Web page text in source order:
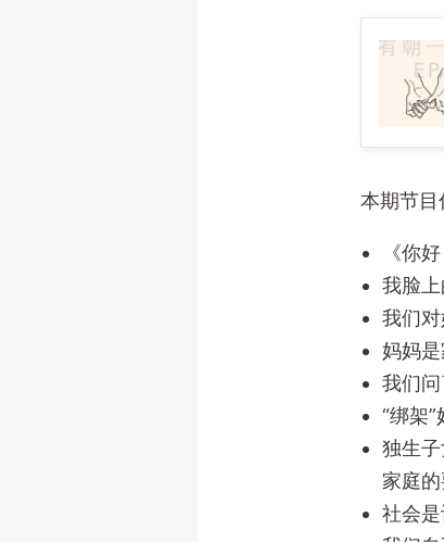
18 我也不知道妈妈是怎么
本期节
《你
我脸
我们
妈妈
我们
“绑架
独生
家庭
社会